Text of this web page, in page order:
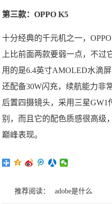
第三款：OPPO K5
十分经典的千元机之一，
上比前面两款要弱一点，不
用的是6.4英寸AMOLED水滴
还配备30W闪充，续航能力非
后置四摄镜头，采用三星
别，而且它的配色质感很高级
巅峰表现。
推荐阅读： adobe是什么